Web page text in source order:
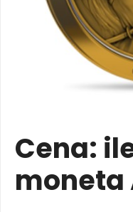
Cena:
moneta